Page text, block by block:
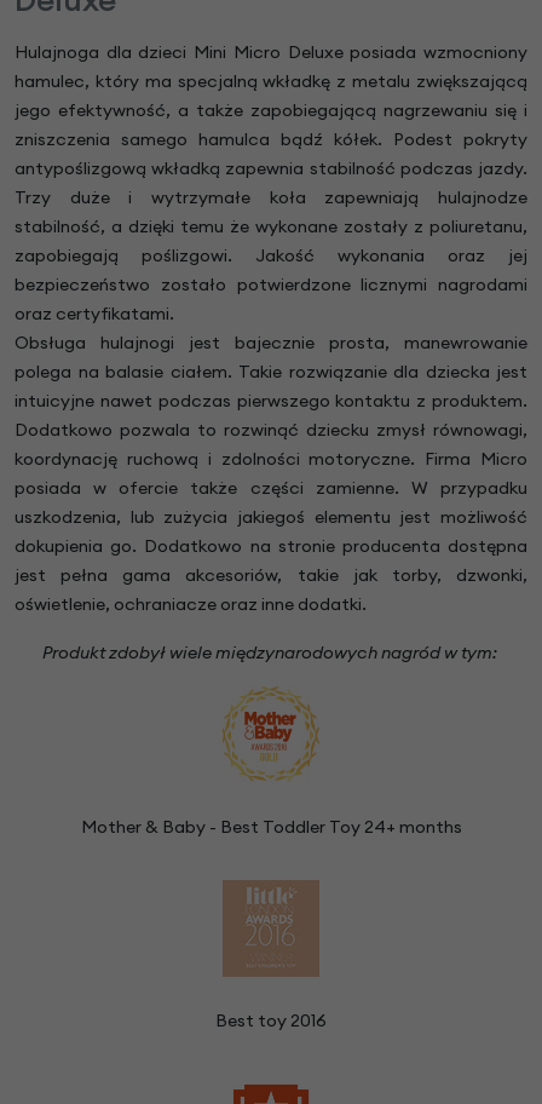
Hulajnoga dla dzieci Mini Micro Deluxe posiada wzmocniony
hamulec, który ma specjalną wkładkę z metalu zwiększającą
jego efektywność, a także zapobiegającą nagrzewaniu się i
zniszczenia samego hamulca bądź kółek. Podest pokryty
antypoślizgową wkładką zapewnia stabilność podczas jazdy.
Trzy duże i wytrzymałe koła zapewniają hulajnodze
stabilność, a dzięki temu że wykonane zostały z poliuretanu,
zapobiegają poślizgowi. Jakość wykonania oraz jej
bezpieczeństwo zostało potwierdzone licznymi nagrodami
oraz certyfikatami.
Obsługa hulajnogi jest bajecznie prosta, manewrowanie
polega na balasie ciałem. Takie rozwiązanie dla dziecka jest
intuicyjne nawet podczas pierwszego kontaktu z produktem.
Dodatkowo pozwala to rozwinąć dziecku zmysł równowagi,
koordynację ruchową i zdolności motoryczne. Firma Micro
posiada w ofercie także części zamienne. W przypadku
uszkodzenia, lub zużycia jakiegoś elementu jest możliwość
dokupienia go. Dodatkowo na stronie producenta dostępna
jest pełna gama akcesoriów, takie jak torby, dzwonki,
oświetlenie, ochraniacze oraz inne dodatki.
Produkt zdobył wiele międzynarodowych nagród w tym:
Mother & Baby - Best Toddler Toy 24+ months
Best toy 2016